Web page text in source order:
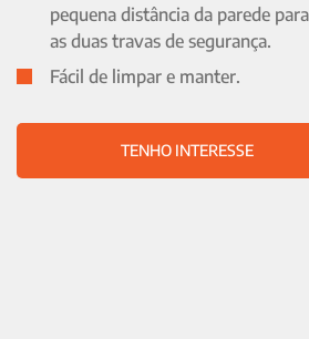
pequena distância da parede
as duas travas de segurança.
Fácil de limpar e manter.
TENHO INTERESSE